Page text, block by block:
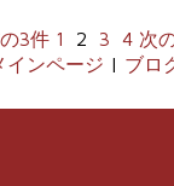
3件 1 2 3 4 次
インページ | ブロ